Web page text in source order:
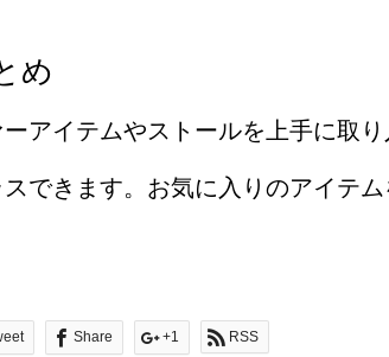
め
ーアイテムやストールを上手に取
スできます。お気に入りのアイテ
Share +1 RSS